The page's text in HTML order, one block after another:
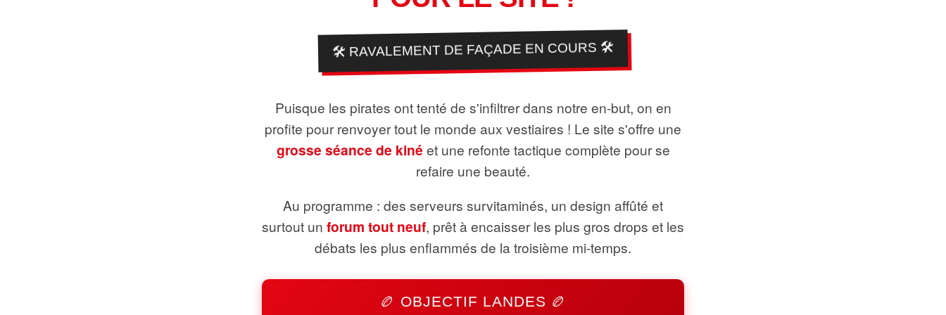
🛠️ RAVALEMENT DE FAÇADE EN COURS 🛠️
Puisque les pirates ont tenté de s'infiltrer dans notre en-but, on en
profite pour renvoyer tout le monde aux vestiaires ! Le site s'offre une
grosse séance de kiné et une refonte tactique complète pour se
refaire une beauté.
Au programme : des serveurs survitaminés, un design affûté et
surtout un forum tout neuf, prêt à encaisser les plus gros drops et les
débats les plus enflammés de la troisième mi-temps.
🏉 OBJECTIF LANDES 🏉